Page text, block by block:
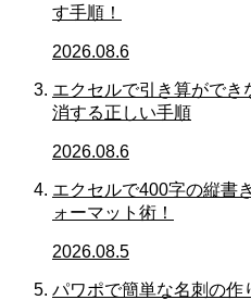
す手順！
2026.08.6
エクセルで引き算がで
消する正しい手順
2026.08.6
エクセルで400字の縦書
ォーマット術！
2026.08.5
パワポで簡単な名刺の作